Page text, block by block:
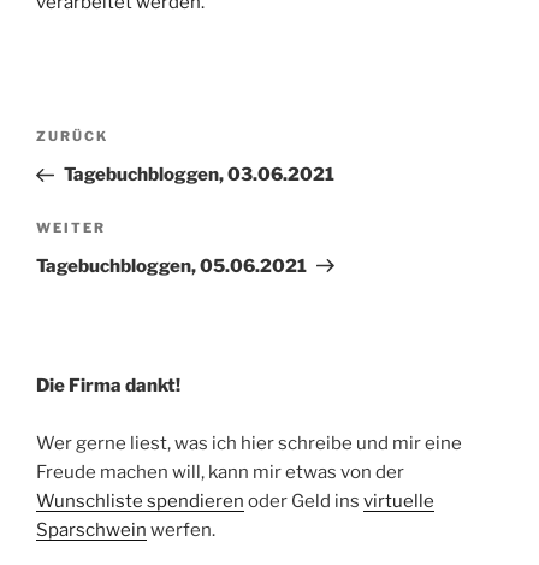
Beitragsnavigation
Vorheriger
Beitrag
ZURÜCK
Tagebuchbloggen, 03.06.2021
Nächster
Beitrag
WEITER
Tagebuchbloggen, 05.06.2021
Die Firma dankt!
Wer gerne liest, was ich hier schreibe und mir eine
Freude machen will, kann mir etwas von der
Wunschliste spendieren oder Geld ins virtuelle
Sparschwein werfen.